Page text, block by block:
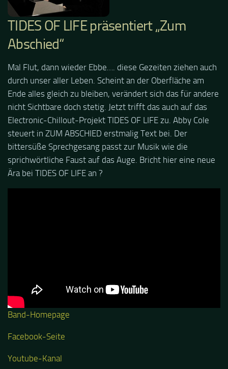
TIDES OF LIFE präsentiert „Zum
Abschied“
Mal Flut, dann wieder Ebbe…. diese Gezeiten ziehen auch
durch unser aller Leben. Scheint an der Oberfläche am
Ende alles gleich zu bleiben, verändert sich das für andere
nicht Sichtbare doch stetig. Jetzt trifft das auch auf das
Electronic-Chillout-Projekt TIDES OF LIFE zu. Abby Cole
steuert in ZUM ABSCHIED erstmalig Text bei. Der
bittersüße Sprechgesang passt zur Musik wie die
sprichwörtliche Faust auf das Auge. Bricht hier eine neue
Ära bei TIDES OF LIFE an ?
Band-Homepage
Facebook-Seite
Youtube-Kanal